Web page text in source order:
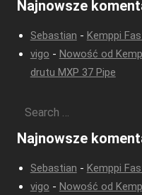
Najnowsze
Sebastian - Kemppi
vigo - Nowość od
drutu MXP 37 Pipe
Najnowsze
Sebastian - Kemppi
vigo - Nowość od